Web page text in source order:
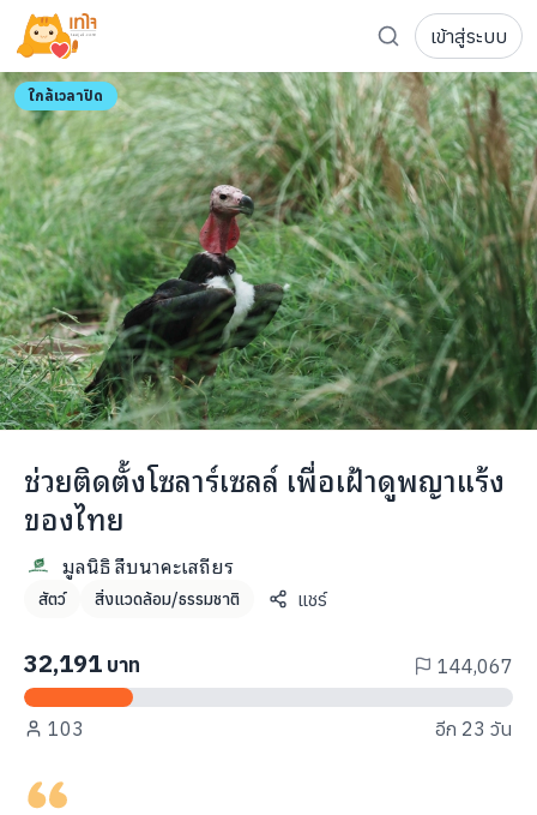
รู้จักเทใจ
โครงการ
เพจระดมทุน
เกี่ยวกับเรา
ความเคลื่อนไหว
ผู้บริจาค
การลดหย่อนภาษี
แฟนคลับศิลปิน
FAQ ผู้บริจาค
เจ้าของโครงการ
ส่งโครงการ
FAQ เจ้าของโครงการ
ติดต่อเรา
098-615-5885
ภาษา: ไทย ENG
เข้าสู่ระบบ
ใกล้เวลาปิด
ช่วยติดตั้งโซลาร์เซลล์ เพื่อเฝ้าดูพญาแร้ง
ของไทย
มูลนิธิ สืบนาคะเสถียร
สัตว์ สิ่งแวดล้อม/ธรรมชาติ แชร์
32,191 บาท 144,067
103 อีก 23 วัน
กับพญาแร้งในโครงการพญาแร้ง
คืนถิ่น เขตรักษาพันธุ์สัตว์ป่าห้วยขา
แข้ง3ตัว